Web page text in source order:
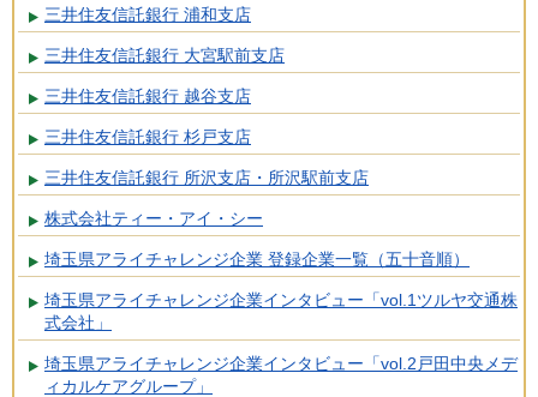
三井住友信託銀行 浦和支店
三井住友信託銀行 大宮駅前支店
三井住友信託銀行 越谷支店
三井住友信託銀行 杉戸支店
三井住友信託銀行 所沢支店・所沢駅前支店
株式会社ティー・アイ・シー
埼玉県アライチャレンジ企業 登録企業一覧（五十音順）
埼玉県アライチャレンジ企業インタビュー「vol.1ツルヤ交通株
式会社」
埼玉県アライチャレンジ企業インタビュー「vol.2戸田中央メデ
ィカルケアグループ」